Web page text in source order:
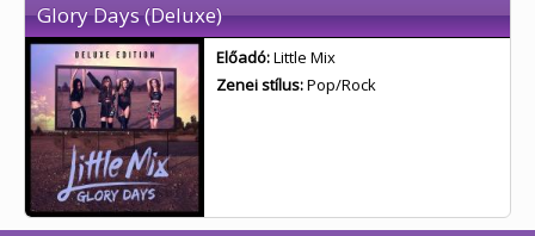
Glory Days (Deluxe)
Előadó:Little Mix
Zenei stílus:Pop/Rock